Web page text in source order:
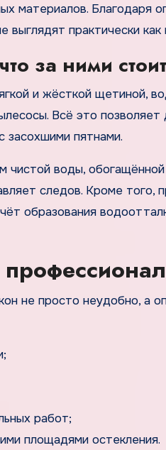
материалов. Благодаря
практически как
за ними
и жёсткой щетиной,
Всё это
засохшими пятнами.
чистой воды,
следов. Кроме того,
образования
не просто неудобно, а
работ;
площадями остекления.